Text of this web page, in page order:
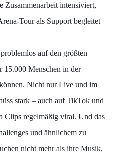
Zusammenarbeit intensiviert,
Tour als Support begleitet
auf den größten
15.000 Menschen in der
Nicht nur Live und im
stark – auch auf TikTok und
Clips regelmäßig viral. Und das
und ähnlichem zu
nicht mehr als ihre Musik,